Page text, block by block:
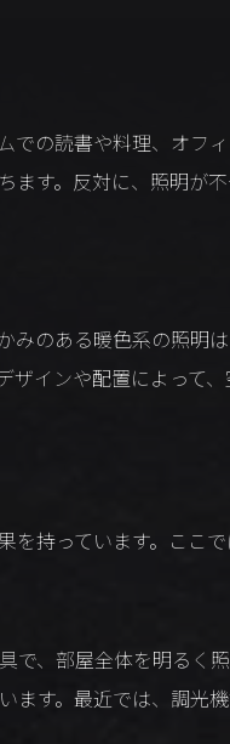
の読書や料理、オフ
す。反対に、照明が
のある暖色系の照明
インや配置によって
持っています。ここ
、部屋全体を明るく
す。最近では、調光